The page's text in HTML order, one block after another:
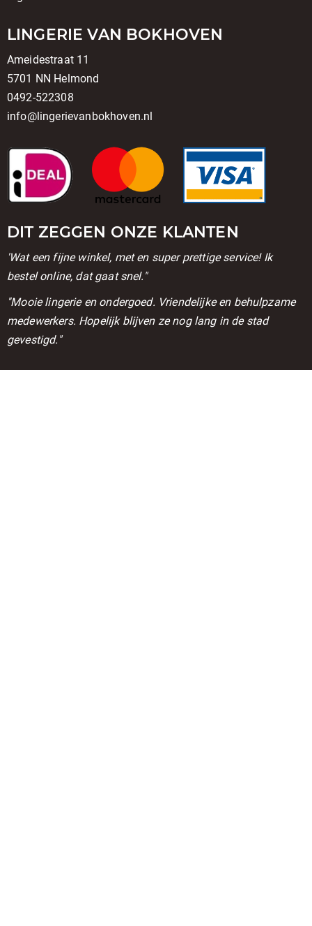
LINGERIE VAN BOKHOVEN
Ameidestraat 11
5701 NN Helmond
0492-522308
info@lingerievanbokhoven.nl
DIT ZEGGEN ONZE KLANTEN
'Wat een fijne winkel, met en super prettige service! Ik
bestel online, dat gaat snel."
''Mooie lingerie en ondergoed. Vriendelijke en behulpzame
medewerkers. Hopelijk blijven ze nog lang in de stad
gevestigd."